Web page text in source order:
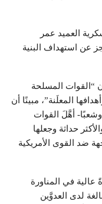
العميد عمر
عن استهداف البنية
“القوات المسلحة
المعلَنة”، مبينًا أن
وشعبًا- أهَّلَ القوات
حداثة وجعلها
ضد القوى الأمريكية
في المناورة
لدى العدوَّين